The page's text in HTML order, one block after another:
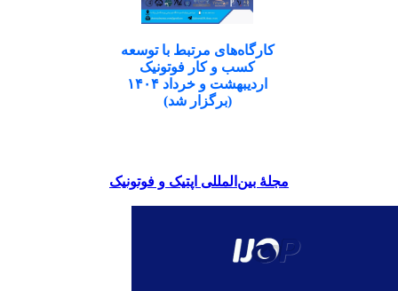
کارگاه‌های مرتبط با توسعه
کسب و کار فوتونیک
اردیبهشت و خرداد ۱۴۰۴
(برگزار شد)
مجلۀ بین‌المللی اپتیک و فوتونیک